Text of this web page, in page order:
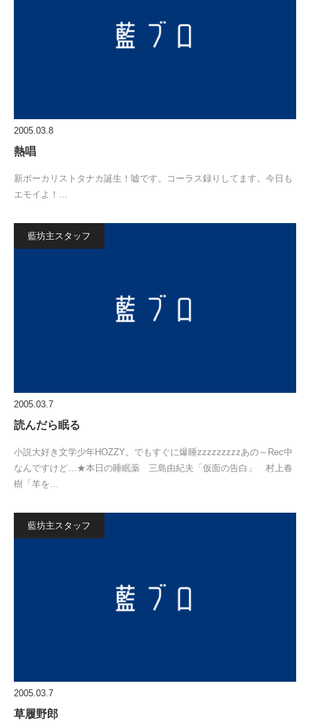
2005.03.8
熱唱
新ボーカリストタナカ誕生！嘘です。コーラス録りしてます。今日も
エモイよ！…
藍坊主スタッフ
2005.03.7
読んだら眠る
小説大好き文学少年HOZZY。でもすぐに爆睡zzzzzzzzzあの～Rec中
なんですけど…★本日の睡眠薬 三島由紀夫「仮面の告白」 村上春
樹「羊を…
藍坊主スタッフ
2005.03.7
草履野郎